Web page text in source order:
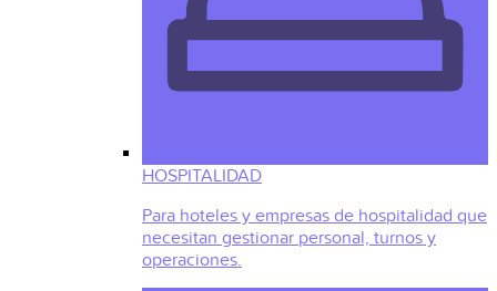
HOSPITALIDAD
Para hoteles y empresas de hospitalidad que
necesitan gestionar personal, turnos y
operaciones.